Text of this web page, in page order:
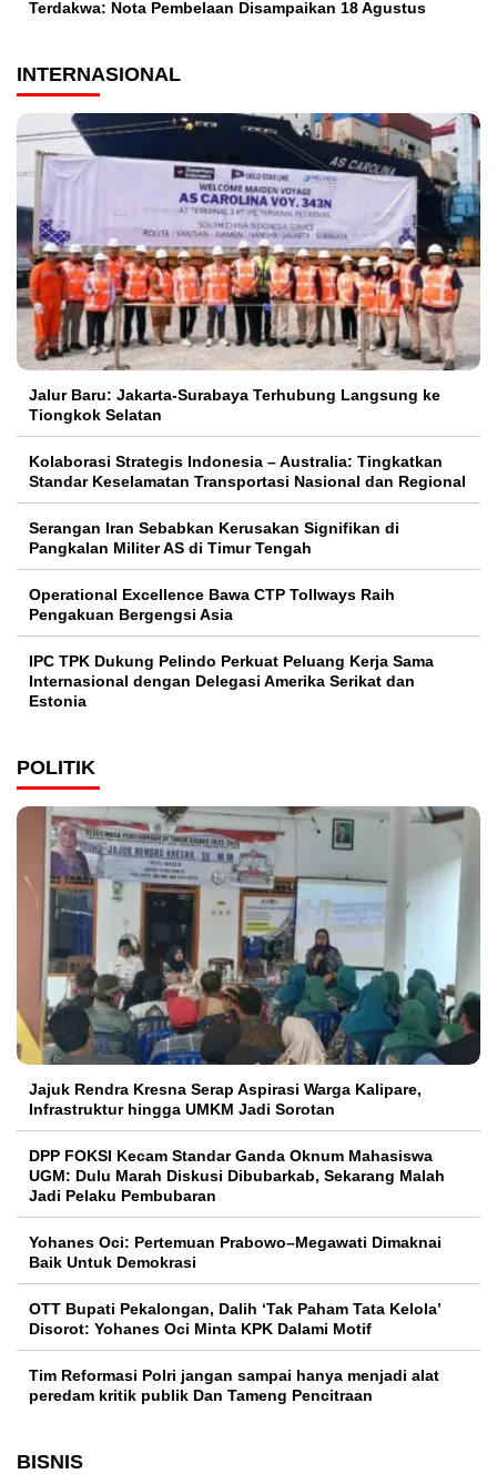
Terdakwa: Nota Pembelaan Disampaikan 18 Agustus
INTERNASIONAL
Jalur Baru: Jakarta-Surabaya Terhubung Langsung ke
Tiongkok Selatan
Kolaborasi Strategis Indonesia – Australia: Tingkatkan
Standar Keselamatan Transportasi Nasional dan Regional
Serangan Iran Sebabkan Kerusakan Signifikan di
Pangkalan Militer AS di Timur Tengah
Operational Excellence Bawa CTP Tollways Raih
Pengakuan Bergengsi Asia
IPC TPK Dukung Pelindo Perkuat Peluang Kerja Sama
Internasional dengan Delegasi Amerika Serikat dan
Estonia
POLITIK
Jajuk Rendra Kresna Serap Aspirasi Warga Kalipare,
Infrastruktur hingga UMKM Jadi Sorotan
DPP FOKSI Kecam Standar Ganda Oknum Mahasiswa
UGM: Dulu Marah Diskusi Dibubarkab, Sekarang Malah
Jadi Pelaku Pembubaran
Yohanes Oci: Pertemuan Prabowo–Megawati Dimaknai
Baik Untuk Demokrasi
OTT Bupati Pekalongan, Dalih ‘Tak Paham Tata Kelola’
Disorot: Yohanes Oci Minta KPK Dalami Motif
Tim Reformasi Polri jangan sampai hanya menjadi alat
peredam kritik publik Dan Tameng Pencitraan
BISNIS